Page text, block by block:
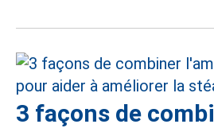
3 façons de